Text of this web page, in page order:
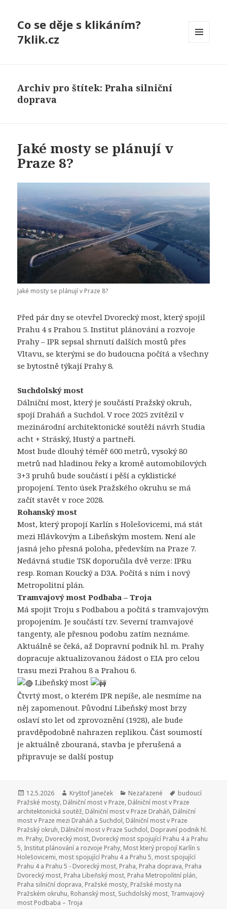
Co se děje s klikáním?
7klik.cz
Archiv pro štítek: Praha silniční
doprava
Jaké mosty se plánují v
Praze 8?
Jaké mosty se plánují v Praze 8?
Před pár dny se otevřel Dvorecký most, který spojil
Prahu 4 s Prahou 5.Institut plánování a rozvoje
Prahy – IPR sepsal shrnutí dalších mostů přes
Vltavu, se kterými se do budoucna počítá a všechny
se bytostně týkají Prahy 8.
Suchdolský most
Dálniční most, který je součástí Pražský okruh,
spojí Draháň a Suchdol. V roce 2025 zvítězil v
mezinárodní architektonické soutěži návrh Studia
acht + Stráský, Hustý a partneři.
Most bude dlouhý téměř 600 metrů, vysoký 80
metrů nad hladinou řeky a kromě automobilových
3+3 pruhů bude součástí i pěší a cyklistické
propojení. Tento úsek Pražského okruhu se má
začít stavět v roce 2028.
Rohanský most
Most, který propojí Karlín s Holešovicemi, má stát
mezi Hlávkovým a Libeňským mostem. Není ale
jasná jeho přesná poloha, především na Praze 7.
Nedávná studie TSK doporučila dvě verze: IPRu
resp. Roman Koucký a D3A. Počítá s ním i nový
Metropolitní plán.
Tramvajový most Podbaba – Troja
Má spojit Troju s Podbabou a počítá s tramvajovým
propojením. Je součástí tzv. Severní tramvajové
tangenty, ale přesnou podobu zatím neznáme.
Aktuálně se čeká, až Dopravní podnik hl. m. Prahy
dopracuje aktualizovanou žádost o EIA pro celou
trasu mezi Prahou 8 a Prahou 6.
Libeňský most
Čtvrtý most, o kterém IPR nepíše, ale nesmíme na
něj zapomenout. Původní Libeňský most brzy
oslaví sto let od zprovoznění (1928), ale bude
pravděpodobně nahrazen replikou. Část soumostí
je aktuálně zbouraná, stavba je přerušená a
připravuje se další postup
Publikováno:
12.5.2026 Autor:
Kryštof Janeček Rubriky:
Nezařazené Štítky:
budoucí
Pražské mosty, Dálniční most v Praze, Dálniční most v Praze
architektonická soutěž, Dálniční most v Praze Draháň, Dálniční
most v Praze mezi Draháň a Suchdol, Dálniční most v Praze
Pražský okruh, Dálniční most v Praze Suchdol, Dopravní podnik hl.
m. Prahy, Dvorecký most, Dvorecký most spojující Prahu 4 a Prahu
5, Institut plánování a rozvoje Prahy, Most který propojí Karlín s
Holešovicemi, most spojující Prahu 4 a Prahu 5, most spojující
Prahu 4 a Prahu 5 - Dvorecký most, Praha, Praha doprava, Praha
Dvorecký most, Praha Libeňský most, Praha Metropolitní plán,
Praha silniční doprava, Pražské mosty, Pražské mosty na
Pražském okruhu, Rohanský most, Suchdolský most, Tramvajový
most Podbaba – Troja